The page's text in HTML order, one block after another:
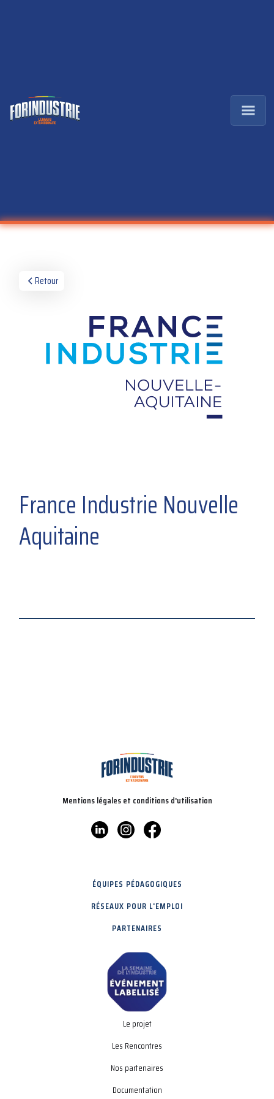
Retour
France Industrie Nouvelle
Aquitaine
Mentions légales et conditions d'utilisation
ÉQUIPES PÉDAGOGIQUES
RÉSEAUX POUR L'EMPLOI
PARTENAIRES
Le projet
Les Rencontres
Nos partenaires
Documentation